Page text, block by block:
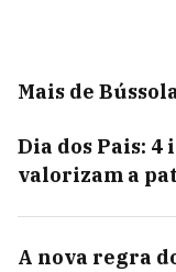
Mais de
Dia dos Pais:
valorizam a
A nova regra